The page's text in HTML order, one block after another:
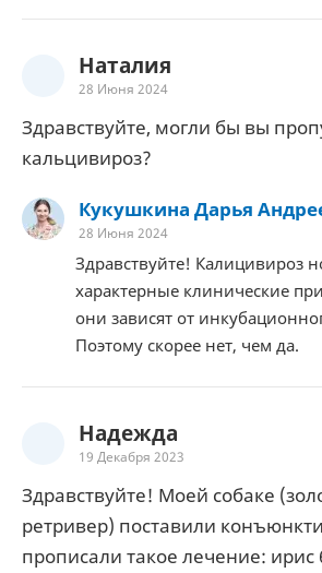
Наталия
28 Июня 2024
Здравствуйте, могли бы вы
кальцивироз?
Кукушкина Дарья
28 Июня 2024
Здравствуйте! Калицивироз
характерные клинические
они зависят от
Поэтому скорее нет, чем да.
Надежда
19 Декабря 2023
Здравствуйте! Моей собаке
ретривер) поставили
прописали такое лечение: ирис